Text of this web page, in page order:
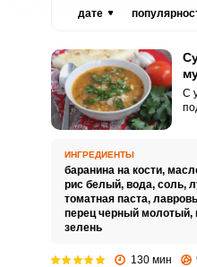
дате
С
ИНГРЕДИЕНТЫ
баранина на кости,
рис белый, вода, соль,
томатная паста,
перец черный молотый,
зелень
130 мин